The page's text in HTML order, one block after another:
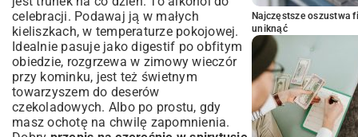
celebracji. Podawaj ją w małych
kieliszkach, w temperaturze pokojowej.
Idealnie pasuje jako digestif po obfitym
obiedzie, rozgrzewa w zimowy wieczór
przy kominku, jest też świetnym
towarzyszem do deserów
czekoladowych. Albo po prostu, gdy
masz ochotę na chwilę zapomnienia.
Najczęstsze oszustwa
uniknąć